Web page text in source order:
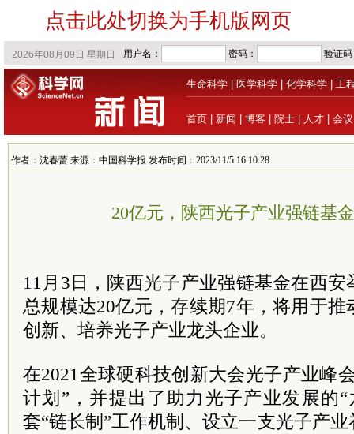
点击此处切换为手机版网页
生命科学 医学科学 化学科学 工
首页 新闻 博客 院士 人才 会议
作者：沈春蕾 来源：中国科学报 发布时间：2023/11/5 16:10:28
20亿元，陕西光子产业强链基
11月3日，陕西光子产业强链基金在西
总规模达20亿元，存续期7年，将用于
创新、培养光子产业龙头企业。
在2021全球硬科技创新大会光子产业峰
计划”，并提出了助力光子产业发展的
套“链长制”工作机制、设立一支光子产